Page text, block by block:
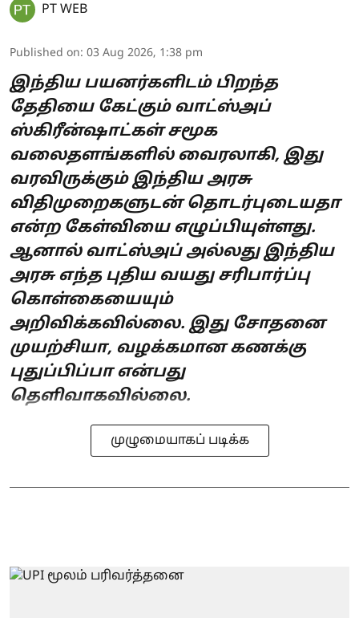
PT WEB
Published on: 03 Aug 2026, 1:38 pm
இந்திய பயனர்களிடம் பிறந்த
தேதியை கேட்கும் வாட்ஸ்அப்
ஸ்கிரீன்ஷாட்கள் சமூக
வலைதளங்களில் வைரலாகி, இது
வரவிருக்கும் இந்திய அரசு
விதிமுறைகளுடன் தொடர்புடையதா
என்ற கேள்வியை எழுப்பியுள்ளது.
ஆனால் வாட்ஸ்அப் அல்லது இந்திய
அரசு எந்த புதிய வயது சரிபார்ப்பு
கொள்கையையும்
அறிவிக்கவில்லை. இது சோதனை
முயற்சியா, வழக்கமான கணக்கு
புதுப்பிப்பா என்பது
தெளிவாகவில்லை.
முழுமையாகப் படிக்க